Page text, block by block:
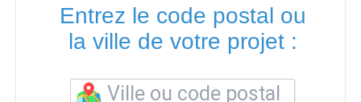
Entrez le code postal ou
la ville de votre projet :